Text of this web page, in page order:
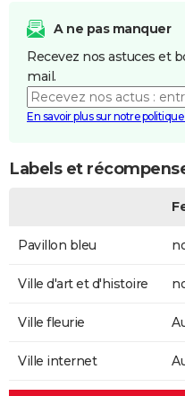
A ne pas manquer
Recevez nos astuces et
mail.
En savoir plus sur notre
Labels et
Pavillon bleu
Ville d'art et d'histoire
Ville fleurie
Ville internet